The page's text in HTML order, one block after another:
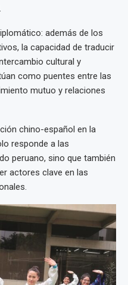
además de los
la capacidad de traducir
cultural y
como puentes entre las
mutuo y relaciones
chino-español en la
responde a las
peruano, sino que también
actores clave en las